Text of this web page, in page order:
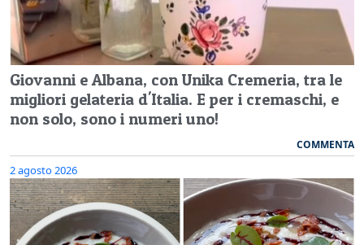
Giovanni e Albana, con Unika Cremeria, tra le
migliori gelateria d'Italia. E per i cremaschi, e
non solo, sono i numeri uno!
COMMENTA
2 agosto 2026